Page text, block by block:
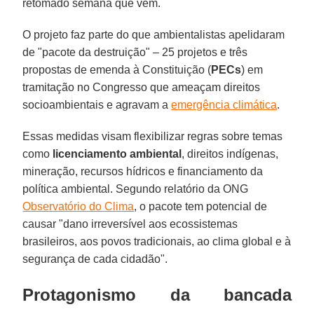
retomado semana que vem.
O projeto faz parte do que ambientalistas apelidaram
de "pacote da destruição" – 25 projetos e três
propostas de emenda à Constituição (PECs) em
tramitação no Congresso que ameaçam direitos
socioambientais e agravam aemergência climática.
Essas medidas visam flexibilizar regras sobre temas
como licenciamento ambiental , direitos indígenas,
mineração, recursos hídricos e financiamento da
política ambiental. Segundo relatório da ONG
Observatório do Clima, o pacote tem potencial de
causar "dano irreversível aos ecossistemas
brasileiros, aos povos tradicionais, ao clima global e à
segurança de cada cidadão".
Protagonismo da bancada